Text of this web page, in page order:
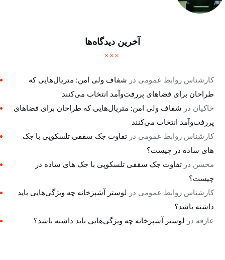
آخرین دیدگاه‌ها
کارشناس روابط عمومی در شفاف ولی امن: متریال‌هایی که
طراحان برای فضاهای پررفت‌وآمد انتخاب می‌کنند
خاکیان در شفاف ولی امن: متریال‌هایی که طراحان برای فضاهای
پررفت‌وآمد انتخاب می‌کنند
کارشناس روابط عمومی درتفاوت جک سقفی تلسکوپی با جک
های ساده در چیست؟
محسن درتفاوت جک سقفی تلسکوپی با جک های ساده در
چیست؟
کارشناس روابط عمومی در لوستر آشپزخانه چه ویژگی‌هایی باید
داشته باشد؟
عارفه در لوستر آشپزخانه چه ویژگی‌هایی باید داشته باشد؟